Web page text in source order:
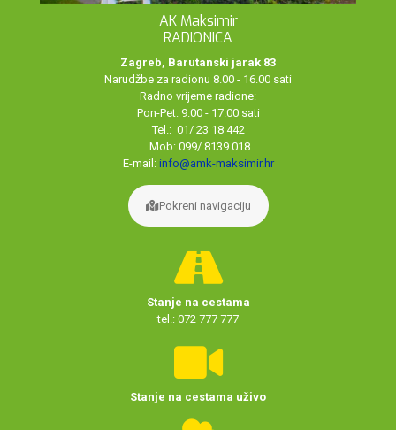
AK Maksimir
RADIONICA
Zagreb, Barutanski jarak 83
Narudžbe za radionu 8.00 - 16.00 sati
Radno vrijeme radione:
Pon-Pet: 9.00 - 17.00 sati
Tel.: 01/ 23 18 442
Mob: 099/ 8139 018
E-mail: info@amk-maksimir.hr
Pokreni navigaciju
Stanje na cestama
tel.: 072 777 777
Stanje na cestama uživo